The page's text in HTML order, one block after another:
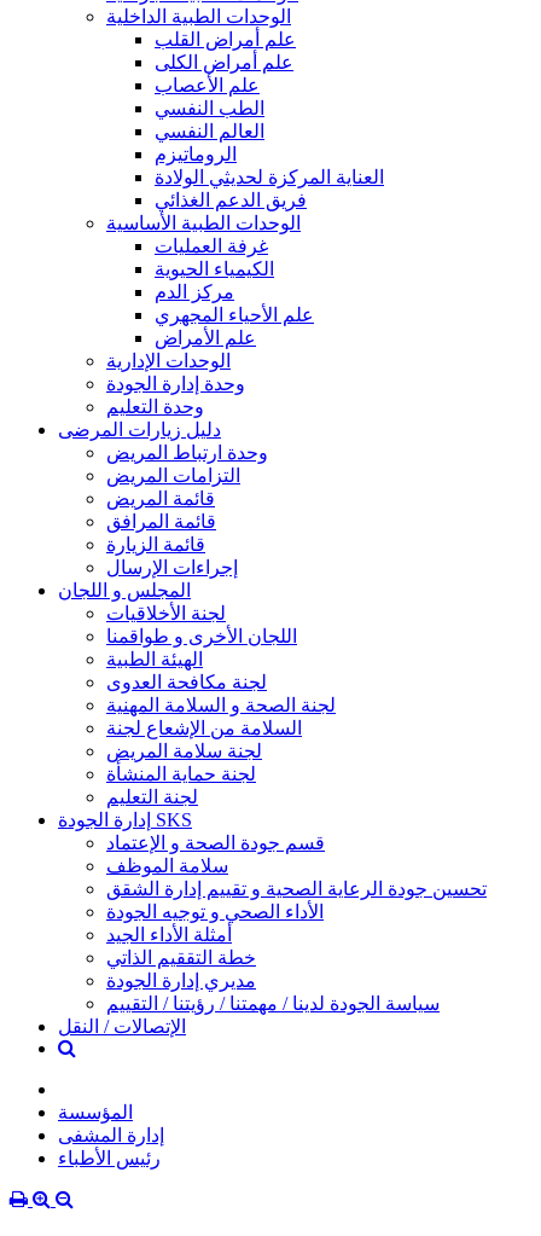
الوحدات الطبية الداخلية
علم أمراض القلب
علم أمراض الكلى
علم الأعصاب
الطب النفسي
العالم النفسي
الروماتيزم
العناية المركزة لحديثي الولادة
فريق الدعم الغذائي
الوحدات الطبية الأساسية
غرفة العمليات
الكيمياء الحيوية
مركز الدم
علم الأحياء المجهري
علم الأمراض
الوحدات الإدارية
وحدة إدارة الجودة
وحدة التعليم
دليل زيارات المرضى
وحدة ارتباط المريض
التزامات المريض
قائمة المريض
قائمة المرافق
قائمة الزيارة
إجراءات الإرسال
المجلس و اللجان
لجنة الأخلاقيات
اللجان الأخرى و طواقمنا
الهيئة الطبية
لجنة مكافحة العدوى
لجنة الصحة و السلامة المهنية
السلامة من الإشعاع لجنة
لجنة سلامة المريض
لجنة حماية المنشأة
لجنة التعليم
إدارة الجودة SKS
قسم جودة الصحة و الإعتماد
سلامة الموظف
تحسين جودة الرعاية الصحية و تقييم إدارة الشقق
الأداء الصحي و توجيه الجودة
أمثلة الأداء الجيد
خطة التققيم الذاتي
مديري إدارة الجودة
سياسة الجودة لدينا / مهمتنا / رؤيتنا / التقييم
الإتصالات / النقل
المؤسسة
إدارة المشفى
رئيس الأطباء